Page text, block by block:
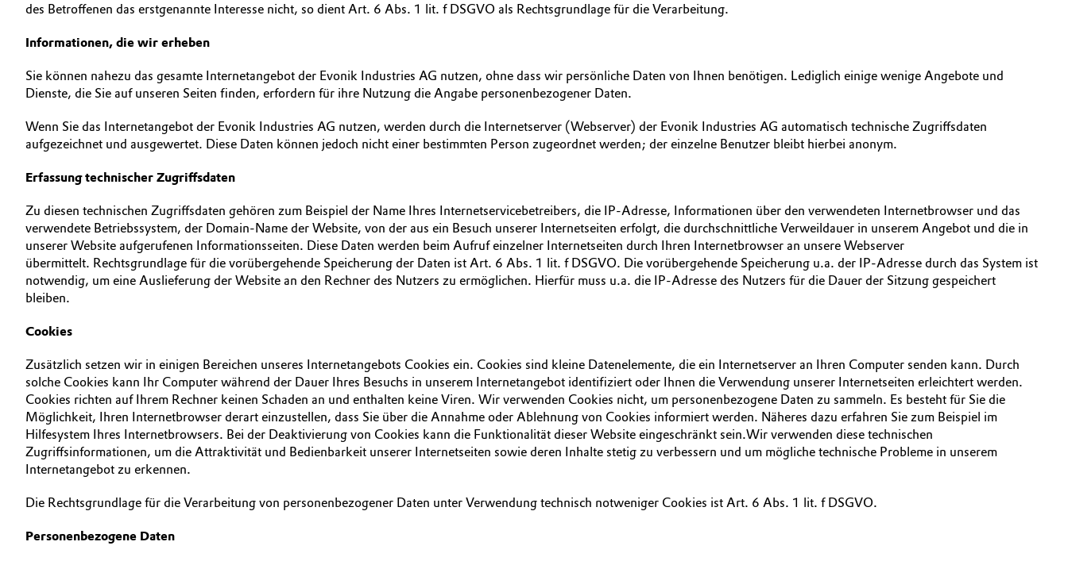
des Betroffenen das erstgenannte Interesse nicht, so dient Art. 6 Abs. 1 lit. f DSGVO als Rechtsgrundlage für die Verarbeitung.
Informationen, die wir erheben
Sie können nahezu das gesamte Internetangebot der Evonik Industries AG nutzen, ohne dass wir persönliche Daten von Ihnen benötigen. Lediglich einige wenige Angebote und
Dienste, die Sie auf unseren Seiten finden, erfordern für ihre Nutzung die Angabe personenbezogener Daten.
Wenn Sie das Internetangebot der Evonik Industries AG nutzen, werden durch die Internetserver (Webserver) der Evonik Industries AG automatisch technische Zugriffsdaten
aufgezeichnet und ausgewertet. Diese Daten können jedoch nicht einer bestimmten Person zugeordnet werden; der einzelne Benutzer bleibt hierbei anonym.
Erfassung technischer Zugriffsdaten
Zu diesen technischen Zugriffsdaten gehören zum Beispiel der Name Ihres Internetservicebetreibers, die IP-Adresse, Informationen über den verwendeten Internetbrowser und das
verwendete Betriebssystem, der Domain-Name der Website, von der aus ein Besuch unserer Internetseiten erfolgt, die durchschnittliche Verweildauer in unserem Angebot und die in
unserer Website aufgerufenen Informationsseiten. Diese Daten werden beim Aufruf einzelner Internetseiten durch Ihren Internetbrowser an unsere Webserver
übermittelt. Rechtsgrundlage für die vorübergehende Speicherung der Daten ist Art. 6 Abs. 1 lit. f DSGVO. Die vorübergehende Speicherung u.a. der IP-Adresse durch das System ist
notwendig, um eine Auslieferung der Website an den Rechner des Nutzers zu ermöglichen. Hierfür muss u.a. die IP-Adresse des Nutzers für die Dauer der Sitzung gespeichert
bleiben.
Cookies
Zusätzlich setzen wir in einigen Bereichen unseres Internetangebots Cookies ein. Cookies sind kleine Datenelemente, die ein Internetserver an Ihren Computer senden kann. Durch
solche Cookies kann Ihr Computer während der Dauer Ihres Besuchs in unserem Internetangebot identifiziert oder Ihnen die Verwendung unserer Internetseiten erleichtert werden.
Cookies richten auf Ihrem Rechner keinen Schaden an und enthalten keine Viren. Wir verwenden Cookies nicht, um personenbezogene Daten zu sammeln. Es besteht für Sie die
Möglichkeit, Ihren Internetbrowser derart einzustellen, dass Sie über die Annahme oder Ablehnung von Cookies informiert werden. Näheres dazu erfahren Sie zum Beispiel im
Hilfesystem Ihres Internetbrowsers. Bei der Deaktivierung von Cookies kann die Funktionalität dieser Website eingeschränkt sein.Wir verwenden diese technischen
Zugriffsinformationen, um die Attraktivität und Bedienbarkeit unserer Internetseiten sowie deren Inhalte stetig zu verbessern und um mögliche technische Probleme in unserem
Internetangebot zu erkennen.
Die Rechtsgrundlage für die Verarbeitung von personenbezogener Daten unter Verwendung technisch notweniger Cookies ist Art. 6 Abs. 1 lit. f DSGVO.
Personenbezogene Daten